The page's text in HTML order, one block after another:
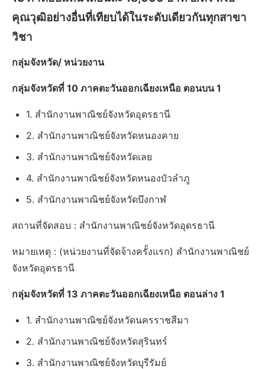
คุณวุฒิอย่างอื่นที่เทียบได้ในระดับเดียวกันทุกสาขา
วิชา
กลุ่มจังหวัด/ หน่วยงาน
กลุ่มจังหวัดที่ 10 ภาคตะวันออกเฉียงเหนือ ตอนบน 1
1. สำนักงานพาณิชย์จังหวัดอุดรธานี
2. สำนักงานพาณิชย์จังหวัดหนองคาย
3. สำนักงานพาณิชย์จังหวัดเลย
4. สำนักงานพาณิชย์จังหวัดหนองบัวลำภู
5. สำนักงานพาณิชย์จังหวัดบึงกาฬ
สถานที่จัดสอบ : สำนักงานพาณิชย์จังหวัดอุดรธานี
หมายเหตุ : (หน่วยงานที่จัดจ้างครั้งแรก) สำนักงานพาณิชย์
จังหวัดอุดรธานี
กลุ่มจังหวัดที่ 13 ภาคตะวันออกเฉียงเหนือ ตอนล่าง 1
1. สำนักงานพาณิชย์จังหวัดนครราชสีมา
2. สำนักงานพาณิชย์จังหวัดสุรินทร์
3. สำนักงานพาณิชย์จังหวัดบุรีรัมย์